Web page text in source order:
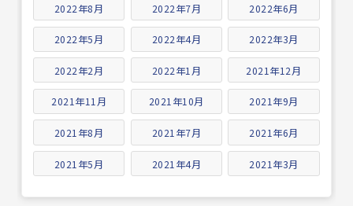
2022年8月 2022年7月 2022年6月
2022年5月 2022年4月 2022年3月
2022年2月 2022年1月 2021年12月
2021年11月 2021年10月 2021年9月
2021年8月 2021年7月 2021年6月
2021年5月 2021年4月 2021年3月